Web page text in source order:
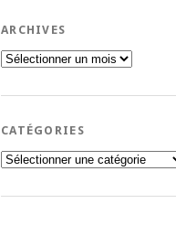
ARCHIVES
Archives
CATÉGORIES
Catégories